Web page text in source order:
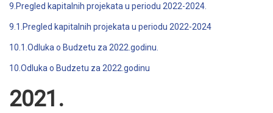
9.Pregled kapitalnih projekata u periodu 2022-2024.
9.1.Pregled kapitalnih projekata u periodu 2022-2024
10.1.Odluka o Budzetu za 2022.godinu.
10.Odluka o Budzetu za 2022.godinu
2021.